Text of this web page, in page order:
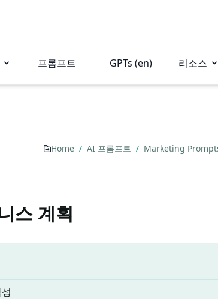
프롬프트 GPTs (en) 리소스
Home / AI 프롬프트 / Marketing
스 계획